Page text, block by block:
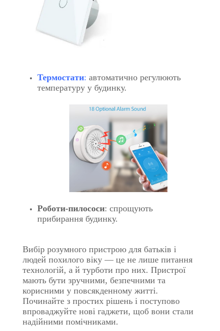
Термостати: автоматично регулюють
температуру у будинку.
Роботи-пилососи: спрощують
прибирання будинку.
Вибір розумного пристрою для батьків і
людей похилого віку — це не лише питання
технологій, а й турботи про них. Пристрої
мають бути зручними, безпечними та
корисними у повсякденному житті.
Починайте з простих рішень і поступово
впроваджуйте нові гаджети, щоб вони стали
надійними помічниками.